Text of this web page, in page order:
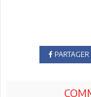
PARTAGER